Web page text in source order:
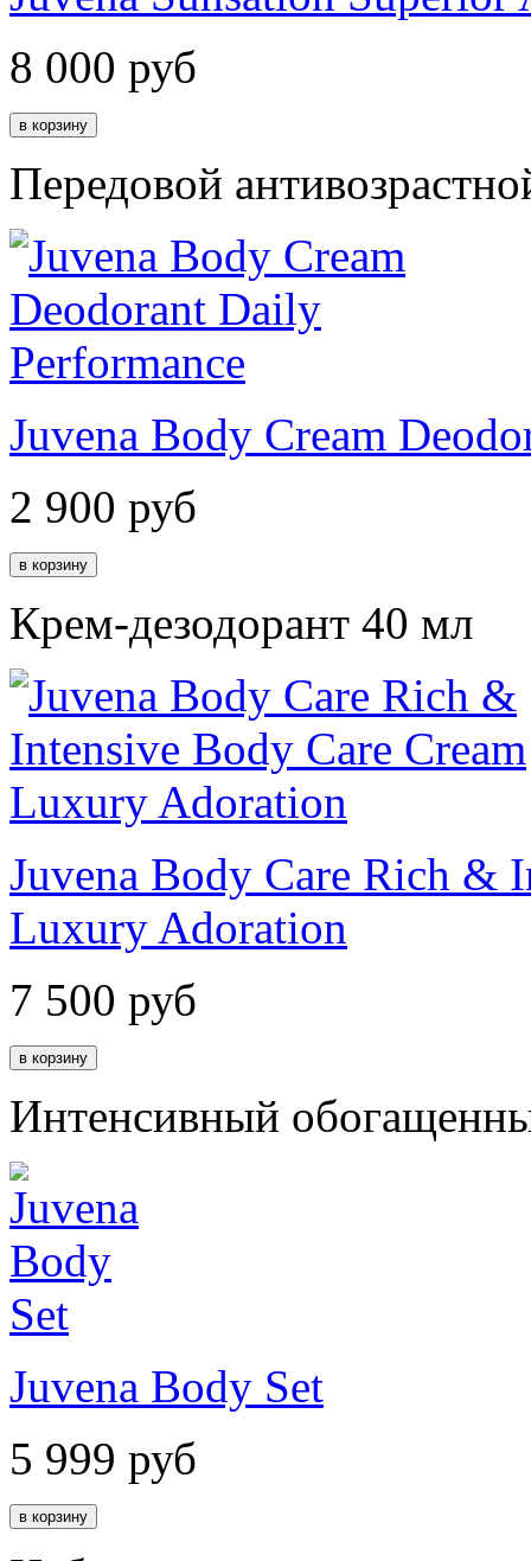
8 000 руб
Передовой
Juvena Body Cream
2 900 руб
Крем-дезодорант 40 мл
Juvena Body Care Rich &
Luxury Adoration
7 500 руб
Интенсивный
Juvena Body Set
5 999 руб